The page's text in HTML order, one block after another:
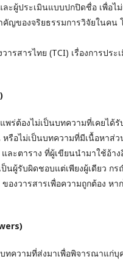
ระเมินแบบปกปิดชื่อ เพื่อไม่
งจริยธรรมการวิจัยในคน โ
ารไทย (TCI) เรื่องการประ
องไม่เป็นบทความที่เคยได้รั
รือไม่เป็นบทความที่มีเนื้อหาส่
าราง ที่ผู้เขียนนำมาใช้อ้าง
นผู้รับผิดชอบแต่เพียงผู้เดียว ก
รสารเพื่อความถูกต้อง หาก
ามที่ส่งมาเพื่อพิจารณาแก่บุค